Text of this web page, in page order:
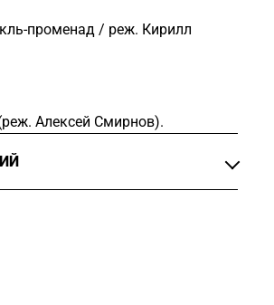
променад / реж. Кирилл
Алексей Смирнов).